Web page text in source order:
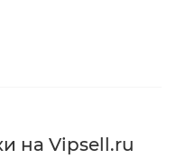
на Vipsell.ru